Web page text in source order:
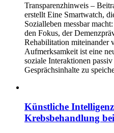
Transparenzhinweis –
erstellt Eine Smartwatch,
Sozialleben messbar
den Fokus, der
Rehabilitation miteinander
Aufmerksamkeit ist eine
soziale Interaktionen
Gesprächsinhalte zu
Künstliche
Krebsbehandlung